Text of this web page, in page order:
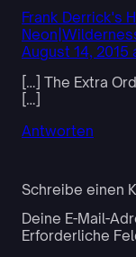
Frank Derrick's
August 14, 2015
[…] The Extra
[…]
Antworten
Schreibe einen
Deine E-Mail-
Erforderliche